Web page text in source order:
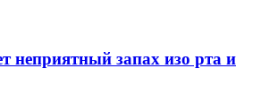
неприятный запах изо рта и